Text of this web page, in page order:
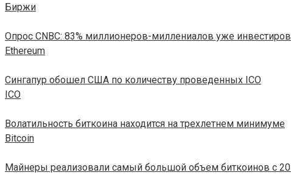
Биржи
Опрос CNBC: 83% миллионеров-миллениалов уже
Ethereum
Сингапур обошел США по количеству проведенных ICO
ICO
Волатильность биткоина находится на трехлетнем минимуме
Bitcoin
Майнеры реализовали самый большой объем биткоинов с